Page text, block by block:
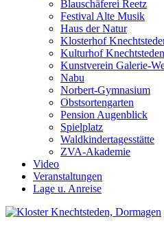
Blauschäferei Reetz
Festival Alte Musik
Haus der Natur
Klosterhof
Kulturhof Knechtsteden
Kunstverein Galerie-
Nabu
Norbert-Gymnasium
Obstsortengarten
Pension Augenblick
Spielplatz
Waldkindertagesstätte
ZVA-Akademie
Video
Veranstaltungen
Lage u. Anreise